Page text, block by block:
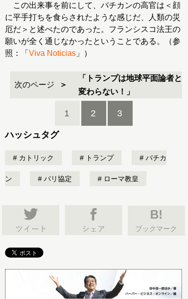
この出来事を前にして、バチカンの高官は＜顔
に平手打ちを食らされたような感じだ、人類の災
厄だ＞と述べたのであった。フランシスコ法王の
願いが全く通じなかったということである。（参
照：「 Viva Noticias 」）
次のページ
「トランプは地球平面論者と
変わらない！」
1 2 3
ハッシュタグ
カトリック トランプ バチカ
ン パリ協定 ローマ教皇
B!
ブックマーク